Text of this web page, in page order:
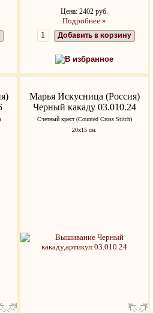
Цена: 2402 руб.
Подробнее »
Добавить в корзину
В избранное
Марья Искусница (Россия)
Черный какаду 03.010.24
Счетный крест (Counted Cross Stitch)
20x15 см.